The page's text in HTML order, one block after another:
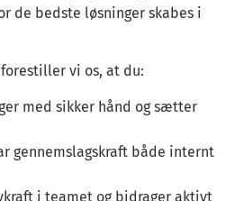
de bedste løsninger skabes i
vi os, at du:
med sikker hånd og sætter
gennemslagskraft både internt
i teamet og bidrager aktivt